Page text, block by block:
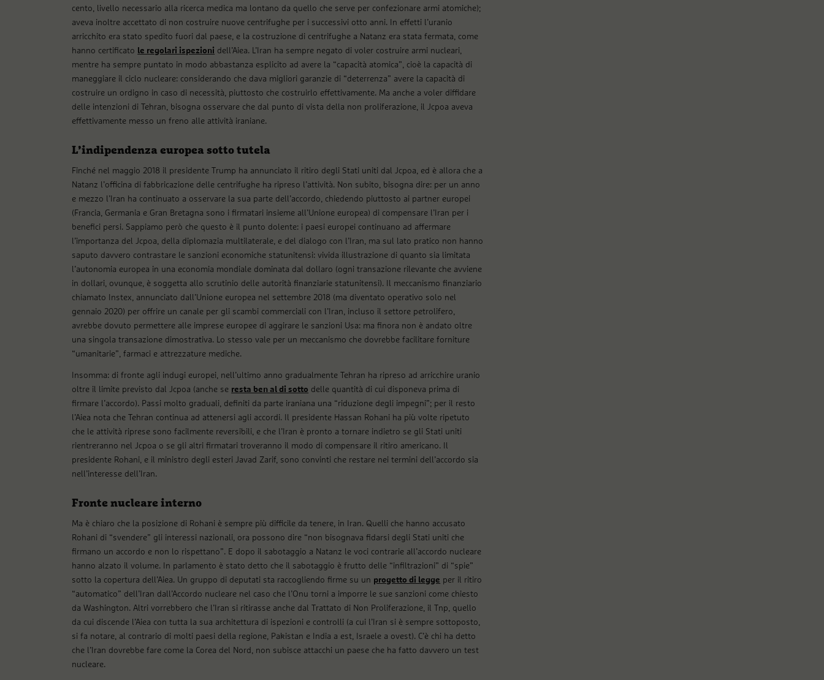
cento, livello necessario alla ricerca medica ma lontano da quello che serve per confezionare armi atomiche);
aveva inoltre accettato di non costruire nuove centrifughe per i successivi otto anni. In effetti l’uranio
arricchito era stato spedito fuori dal paese, e la costruzione di centrifughe a Natanz era stata fermata, come
hanno certificato le regolari ispezioni dell’Aiea. L’Iran ha sempre negato di voler costruire armi nucleari,
mentre ha sempre puntato in modo abbastanza esplicito ad avere la “capacità atomica”, cioè la capacità di
maneggiare il ciclo nucleare: considerando che dava migliori garanzie di “deterrenza” avere la capacità di
costruire un ordigno in caso di necessità, piuttosto che costruirlo effettivamente. Ma anche a voler diffidare
delle intenzioni di Tehran, bisogna osservare che dal punto di vista della non proliferazione, il Jcpoa aveva
effettivamente messo un freno alle attività iraniane.
L’indipendenza europea sotto tutela
Finché nel maggio 2018 il presidente Trump ha annunciato il ritiro degli Stati uniti dal Jcpoa, ed è allora che a
Natanz l’officina di fabbricazione delle centrifughe ha ripreso l’attività. Non subito, bisogna dire: per un anno
e mezzo l’Iran ha continuato a osservare la sua parte dell’accordo, chiedendo piuttosto ai partner europei
(Francia, Germania e Gran Bretagna sono i firmatari insieme all’Unione europea) di compensare l’Iran per i
benefici persi. Sappiamo però che questo è il punto dolente: i paesi europei continuano ad affermare
l’importanza del Jcpoa, della diplomazia multilaterale, e del dialogo con l’Iran, ma sul lato pratico non hanno
saputo davvero contrastare le sanzioni economiche statunitensi: vivida illustrazione di quanto sia limitata
l’autonomia europea in una economia mondiale dominata dal dollaro (ogni transazione rilevante che avviene
in dollari, ovunque, è soggetta allo scrutinio delle autorità finanziarie statunitensi). Il meccanismo finanziario
chiamato Instex, annunciato dall’Unione europea nel settembre 2018 (ma diventato operativo solo nel
gennaio 2020) per offrire un canale per gli scambi commerciali con l’Iran, incluso il settore petrolifero,
avrebbe dovuto permettere alle imprese europee di aggirare le sanzioni Usa: ma finora non è andato oltre
una singola transazione dimostrativa. Lo stesso vale per un meccanismo che dovrebbe facilitare forniture
“umanitarie”, farmaci e attrezzature mediche.
Insomma: di fronte agli indugi europei, nell’ultimo anno gradualmente Tehran ha ripreso ad arricchire uranio
oltre il limite previsto dal Jcpoa (anche se resta ben al di sotto delle quantità di cui disponeva prima di
firmare l’accordo). Passi molto graduali, definiti da parte iraniana una “riduzione degli impegni”; per il resto
l’Aiea nota che Tehran continua ad attenersi agli accordi. Il presidente Hassan Rohani ha più volte ripetuto
che le attività riprese sono facilmente reversibili, e che l’Iran è pronto a tornare indietro se gli Stati uniti
rientreranno nel Jcpoa o se gli altri firmatari troveranno il modo di compensare il ritiro americano. Il
presidente Rohani, e il ministro degli esteri Javad Zarif, sono convinti che restare nei termini dell’accordo sia
nell’interesse dell’Iran.
Fronte nucleare interno
Ma è chiaro che la posizione di Rohani è sempre più difficile da tenere, in Iran. Quelli che hanno accusato
Rohani di “svendere” gli interessi nazionali, ora possono dire “non bisognava fidarsi degli Stati uniti che
firmano un accordo e non lo rispettano”. E dopo il sabotaggio a Natanz le voci contrarie all’accordo nucleare
hanno alzato il volume. In parlamento è stato detto che il sabotaggio è frutto delle “infiltrazioni” di “spie”
sotto la copertura dell’Aiea. Un gruppo di deputati sta raccogliendo firme su un progetto di legge per il ritiro
“automatico” dell’Iran dall’Accordo nucleare nel caso che l’Onu torni a imporre le sue sanzioni come chiesto
da Washington. Altri vorrebbero che l’Iran si ritirasse anche dal Trattato di Non Proliferazione, il Tnp, quello
da cui discende l’Aiea con tutta la sua architettura di ispezioni e controlli (a cui l’Iran si è sempre sottoposto,
si fa notare, al contrario di molti paesi della regione, Pakistan e India a est, Israele a ovest). C’è chi ha detto
che l’Iran dovrebbe fare come la Corea del Nord, non subisce attacchi un paese che ha fatto davvero un test
nucleare.